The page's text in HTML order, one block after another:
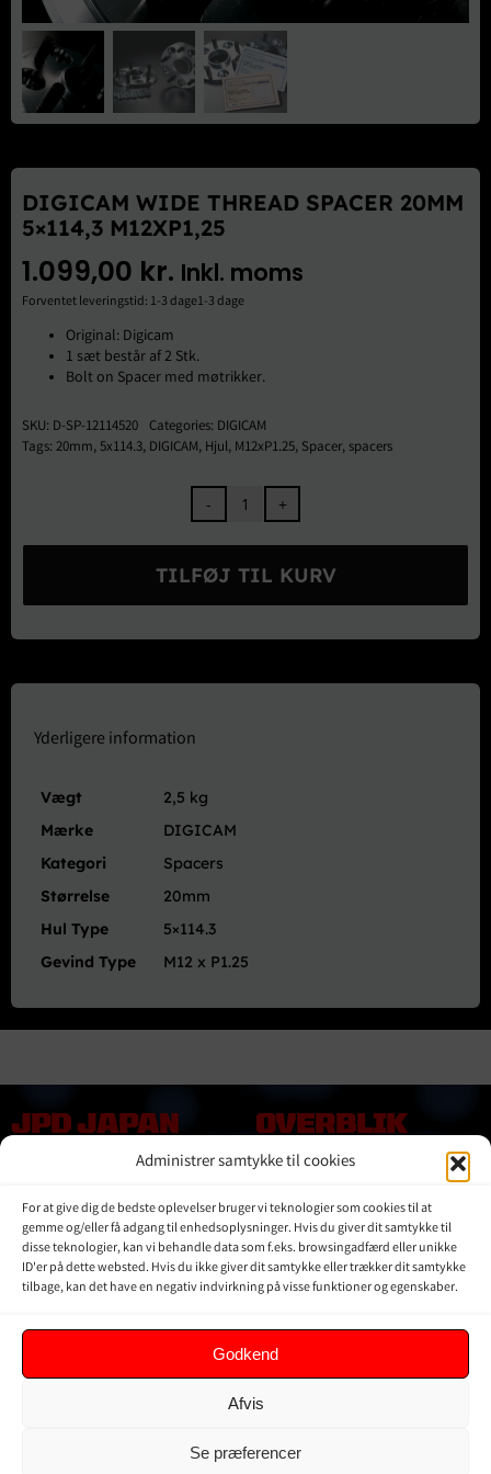
Administrer samtykke til cookies
For at give dig de bedste oplevelser bruger vi teknologier som cookies til at
gemme og/eller få adgang til enhedsoplysninger. Hvis du giver dit samtykke til
disse teknologier, kan vi behandle data som f.eks. browsingadfærd eller unikke
ID'er på dette websted. Hvis du ikke giver dit samtykke eller trækker dit samtykke
tilbage, kan det have en negativ indvirkning på visse funktioner og egenskaber.
Godkend
Afvis
Se præferencer
Brugte Dele
Kontakt Os
DIGICAM WIDE THREAD SPACER 20MM
5×114,3 M12XP1,25
1.099,00 kr. Inkl. moms
Forventet leveringstid: 1-3 dage1-3 dage
Original: Digicam
1 sæt består af 2 Stk.
Bolt on Spacer med møtrikker.
SKU: D-SP-12114520 Categories: DIGICAM
Tags: 20mm, 5x114.3, DIGICAM, Hjul, M12xP1.25, Spacer, spacers
DIGICAM
Thread
Spacer
20mm
5×114,3
antal
TILFØJ TIL KURV
Yderligere information
Vægt
2,5 kg
Mærke
DIGICAM
Kategori
Spacers
Størrelse
20mm
Hul Type
5×114.3
Gevind Type
M12 x P1.25
JPD JAPAN
DENMARK
Kontakt Os
Om JPD Japan Denmark
Handelsbetingelser
Privat Politik
OVERBLIK
Online shop
Vores Mærker